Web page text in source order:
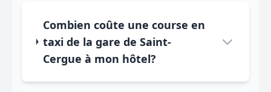
Combien coûte une course en
taxi de la gare de Saint-
Cergue à mon hôtel?